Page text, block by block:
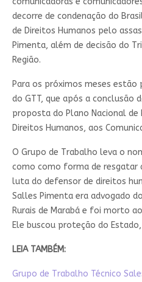
decorre de condenação do
de Direitos Humanos pelo
Pimenta, além de decisão do
Região.
Para os próximos meses estão
do GTT, que após a conclusão
proposta do Plano Nacional
Direitos Humanos, aos
O Grupo de Trabalho leva o
como como forma de resgatar
luta do defensor de direitos
Salles Pimenta era advogado
Rurais de Marabá e foi morto
Ele buscou proteção do
LEIA TAMBÉM:
Grupo de Trabalho Técnico